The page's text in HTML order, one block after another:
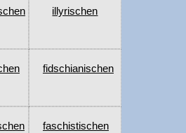
illyrischen
fidschianischen
faschistischen